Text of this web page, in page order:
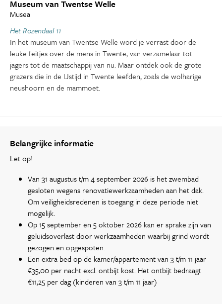
Museum van Twentse Welle
Musea
Het Rozendaal 11
In het museum van Twentse Welle word je verrast door de
leuke feitjes over de mens in Twente, van verzamelaar tot
jagers tot de maatschappij van nu. Maar ontdek ook de grote
grazers die in de IJstijd in Twente leefden, zoals de wolharige
neushoorn en de mammoet.
Belangrijke informatie
Let op!
Van 31 augustus t/m 4 september 2026 is het zwembad
gesloten wegens renovatiewerkzaamheden aan het dak.
Om veiligheidsredenen is toegang in deze periode niet
mogelijk.
Op 15 september en 5 oktober 2026 kan er sprake zijn van
geluidsoverlast door werkzaamheden waarbij grind wordt
gezogen en opgespoten.
Een extra bed op de kamer/appartement van 3 t/m 11 jaar
€35,00 per nacht excl. ontbijt kost. Het ontbijt bedraagt
€11,25 per dag (kinderen van 3 t/m 11 jaar)